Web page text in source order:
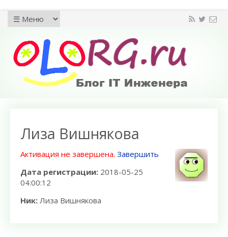
Лиза Вишнякова
Активация не завершена. Завершить
Дата регистрации: 2018-05-25
04:00:12
Ник: Лиза Вишнякова